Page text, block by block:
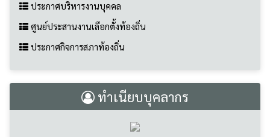
ทำเนียบบุคลากร
นายกูฮาลิ่ม อูเซ็ง
โทร : 0898701713